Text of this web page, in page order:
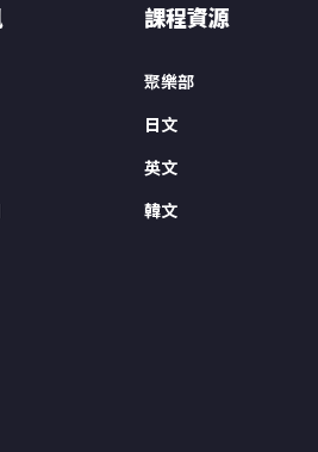
課程資源
聚樂部
日文
英文
韓文